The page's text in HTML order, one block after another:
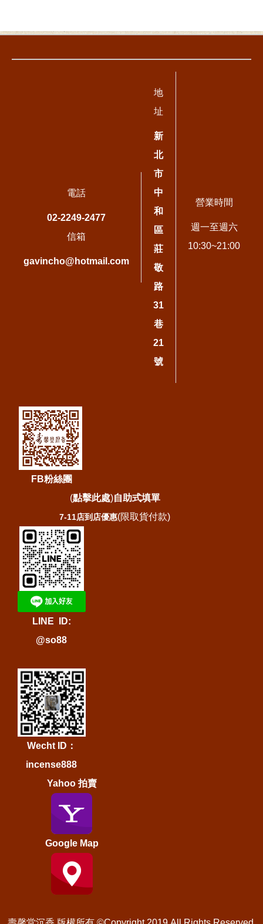
電話
02-2249-2477
信箱
gavincho@hotmail.com
地
址
新
北
市
中
和
區
莊
敬
路
31
巷
21
號
營業時間
週一至週六
10:30~21:00
FB粉絲團
(點擊此處)自助式填單
7-11店到店優惠(限取貨付款)
LINE ID:
@so88
Wecht ID：
incense888
Yahoo 拍賣
Google Map